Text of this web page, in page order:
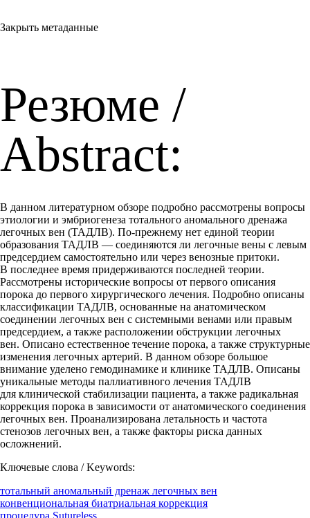
Закрыть метаданные
Резюме /
Abstract:
В данном литературном обзоре подробно рассмотрены вопросы
этиологии и эмбриогенеза тотального аномального дренажа
легочных вен (ТАДЛВ). По-прежнему нет единой теории
образования ТАДЛВ — соединяются ли легочные вены с левым
предсердием самостоятельно или через венозные притоки.
В последнее время придерживаются последней теории.
Рассмотрены исторические вопросы от первого описания
порока до первого хирургического лечения. Подробно описаны
классификации ТАДЛВ, основанные на анатомическом
соединении легочных вен с системными венами или правым
предсердием, а также расположении обструкции легочных
вен. Описано естественное течение порока, а также структурные
изменения легочных артерий. В данном обзоре большое
внимание уделено гемодинамике и клинике ТАДЛВ. Описаны
уникальные методы паллиативного лечения ТАДЛВ
для клинической стабилизации пациента, а также радикальная
коррекция порока в зависимости от анатомического соединения
легочных вен. Проанализирована летальность и частота
стенозов легочных вен, а также факторы риска данных
осложнений.
Ключевые слова / Keywords:
тотальный аномальный дренаж легочных вен
конвенциональная биатриальная коррекция
процедура Sutureless